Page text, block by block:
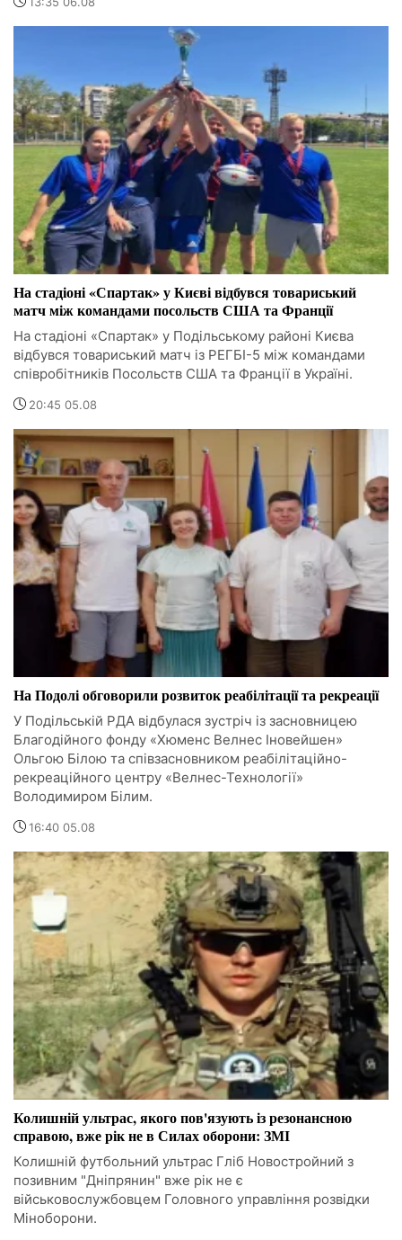
На стадіоні «Спартак» у Києві відбувся товариський
матч між командами посольств США та Франції
На стадіоні «Спартак» у Подільському районі Києва
відбувся товариський матч із РЕГБІ-5 між командами
співробітників Посольств США та Франції в Україні.
20:45 05.08
На Подолі обговорили розвиток реабілітації та рекреації
У Подільській РДА відбулася зустріч із засновницею
Благодійного фонду «Хюменс Велнес Іновейшен»
Ольгою Білою та співзасновником реабілітаційно-
рекреаційного центру «Велнес-Технології»
Володимиром Білим.
16:40 05.08
Колишній ультрас, якого пов'язують із резонансною
справою, вже рік не в Силах оборони: ЗМІ
Колишній футбольний ультрас Гліб Новостройний з
позивним "Дніпрянин" вже рік не є
військовослужбовцем Головного управління розвідки
Міноборони.